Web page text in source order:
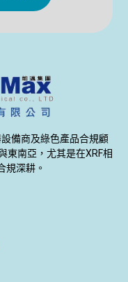
備商及綠色產品合規顧
東南亞，尤其是在XRF相
規深耕。